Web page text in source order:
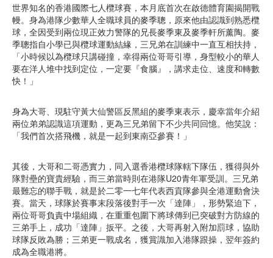
世界知名的香港國際七人欖球賽，本月底首次在啟德體育園揭開戰
幔。身為港隊少數華人全職球員的麥季聰，原來他由認識到熟悉欖
球，全因受到兩位現正效力警隊的兄長麥季東及麥季軒所薰陶。麥
季聰指自小學已與欖球運動結緣，三兄弟在訓練中一直互相扶持，
「小時候以為欖球只講碰撞，幸得兩位哥哥引導，身型較小的華人
要在洋人堆中找到定位，一定要『食腦』，講求走位、速度和轉數
快！」
身為大哥、現駐守黃大仙警區反黑組的麥季東表示，慶幸當年介紹
兩位弟弟認識這項運動，更為三兄弟留下不少共同回憶。他笑說：
「我們首次搭飛機，就是一起到東南亞參賽！」
其後，大哥和二哥憑實力，同入選香港欖球隊轄下隊伍，獲得與外
隊對壘的寶貴經驗，而三弟當時則在港隊U20青年軍受訓。三兄弟
最難忘的聯手戰，就是於二零一七年代表西貢隊參與全港運動會決
賽。當天，球隊於賽事末段落後對手一次「達陣」，形勢緊迫下，
兩位哥哥負責中場組織，在重重包圍下將球傳到已突破對方防線的
三弟手上，成功「達陣」扳平。之後，大哥再射入附加罰球，協助
球隊反敗為勝；三弟更一戰成名，獲賞識加入港隊跟操，翌年簽約
成為全職港將。